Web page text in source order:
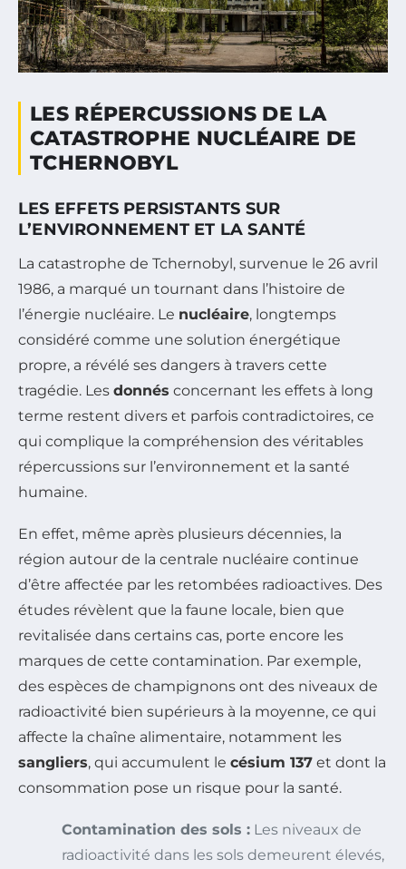
LES RÉPERCUSSIONS DE LA
CATASTROPHE NUCLÉAIRE DE
TCHERNOBYL
LES EFFETS PERSISTANTS SUR
L’ENVIRONNEMENT ET LA SANTÉ
La catastrophe de Tchernobyl, survenue le 26 avril
1986, a marqué un tournant dans l’histoire de
l’énergie nucléaire. Le nucléaire, longtemps
considéré comme une solution énergétique
propre, a révélé ses dangers à travers cette
tragédie. Les donnés concernant les effets à long
terme restent divers et parfois contradictoires, ce
qui complique la compréhension des véritables
répercussions sur l’environnement et la santé
humaine.
En effet, même après plusieurs décennies, la
région autour de la centrale nucléaire continue
d’être affectée par les retombées radioactives. Des
études révèlent que la faune locale, bien que
revitalisée dans certains cas, porte encore les
marques de cette contamination. Par exemple,
des espèces de champignons ont des niveaux de
radioactivité bien supérieurs à la moyenne, ce qui
affecte la chaîne alimentaire, notamment les
sangliers, qui accumulent le césium 137 et dont la
consommation pose un risque pour la santé.
Contamination des sols : Les niveaux de
radioactivité dans les sols demeurent élevés,